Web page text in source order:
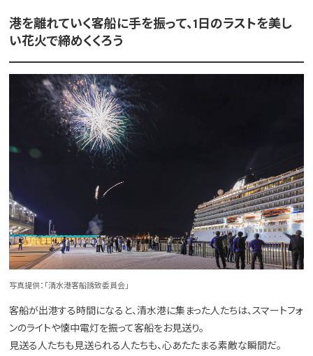
港を離れていく客船に手を振って、1日のラストを美し
い花火で締めくくろう
写真提供：「清水港客船誘致委員会」
客船が出港する時間になると、清水港に集まった人たちは、スマートフォ
ンのライトや懐中電灯を振って客船をお見送り。
見送る人たちも見送られる人たちも、心あたたまる素敵な瞬間だ。